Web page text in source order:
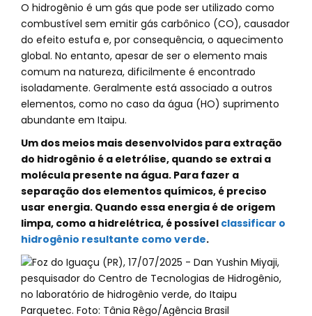
O hidrogênio é um gás que pode ser utilizado como
combustível sem emitir gás carbônico (CO), causador
do efeito estufa e, por consequência, o aquecimento
global. No entanto, apesar de ser o elemento mais
comum na natureza, dificilmente é encontrado
isoladamente. Geralmente está associado a outros
elementos, como no caso da água (HO) suprimento
abundante em Itaipu.
Um dos meios mais desenvolvidos para extração
do hidrogênio é a eletrólise, quando se extrai a
molécula presente na água. Para fazer a
separação dos elementos químicos, é preciso
usar energia. Quando essa energia é de origem
limpa, como a hidrelétrica, é possível classificar o
hidrogênio resultante como verde.